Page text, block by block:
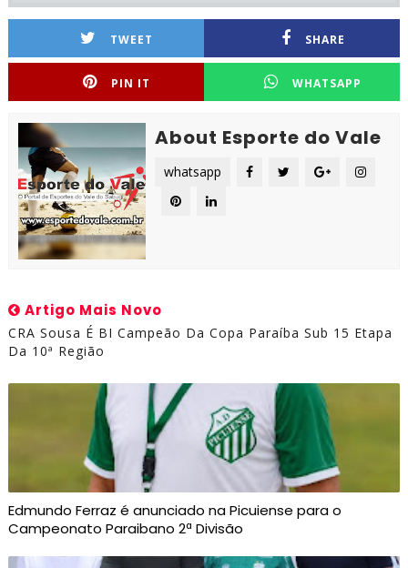
TWEET SHARE
PIN IT WHATSAPP
About Esporte do Vale
whatsapp
Artigo Mais Novo
CRA Sousa É BI Campeão Da Copa Paraíba Sub 15 Etapa
Da 10ª Região
Edmundo Ferraz é anunciado na Picuiense para o
Campeonato Paraibano 2ª Divisão